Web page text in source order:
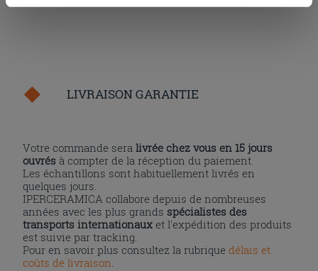
cookies, ou à quelques-uns seulement,cliquez iciou
LIVRAISON GARANTIE
Votre commande seralivrée chez vous en 15 jours
ouvrés à compter de la réception du paiement.
Les échantillons sont habituellement livrés en
quelques jours.
IPERCERAMICA collabore depuis de nombreuses
années avec les plus grands spécialistes des
transports internationaux et l'expédition des produits
est suivie par tracking.
Pour en savoir plus consultez la rubriquedélais et
coûts de livraison.